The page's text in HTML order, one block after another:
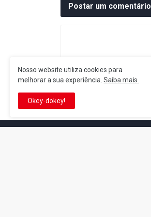
Postar um comentário
Nosso website utiliza cookies para
melhorar a sua experiência. Saiba mais.
Okey-dokey!